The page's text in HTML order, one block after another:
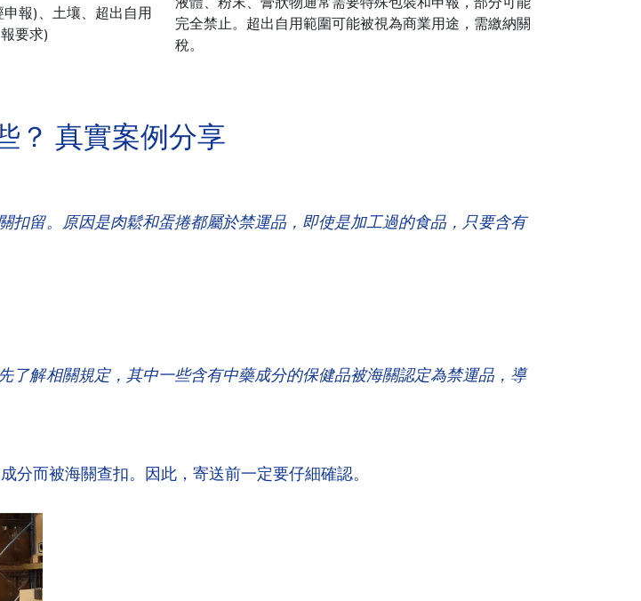
報)、土壤、超出自用
要求)
完全禁止。超出自用範圍可能被視為商業用途，需繳納關
稅。
？ 真實案例分享
留。原因是肉鬆和蛋捲都屬於禁運品，即使是加工過的食品，只要含有
解相關規定，其中一些含有中藥成分的保健品被海關認定為禁運品，導
而被海關查扣。因此，寄送前一定要仔細確認。